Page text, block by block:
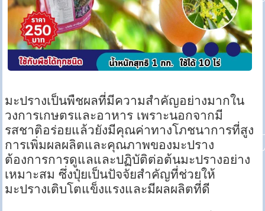
มะปรางเป็นพืชผลที่มีความสำคัญอย่างมากใน
วงการเกษตรและอาหาร เพราะนอกจากมี
รสชาติอร่อยแล้วยังมีคุณค่าทางโภชนาการที่สูง
การเพิ่มผลผลิตและคุณภาพของมะปราง
ต้องการการดูแลและปฏิบัติต่อต้นมะปรางอย่าง
เหมาะสม ซึ่งปุ๋ยเป็นปัจจัยสำคัญที่ช่วยให้
มะปรางเติบโตแข็งแรงและมีผลผลิตที่ดี